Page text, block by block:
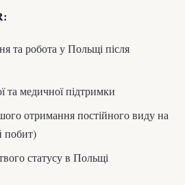
та робота у Польщі після
та медичної підтримки
отримання постійного виду на
побит)
статусу в Польщі